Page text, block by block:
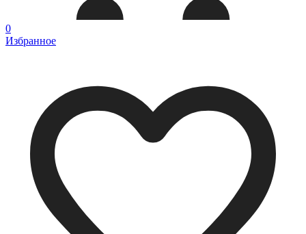
0
Избранное